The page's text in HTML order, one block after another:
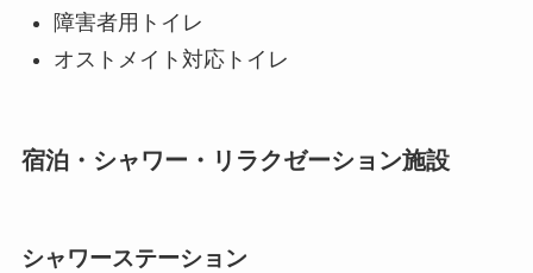
障害者用トイレ
オストメイト対応トイレ
宿泊・シャワー・リラクゼーション施設
シャワーステーション